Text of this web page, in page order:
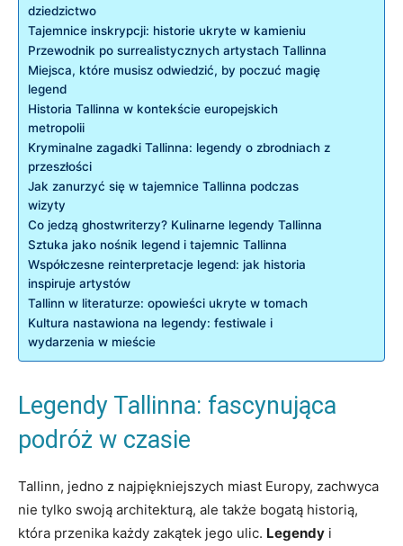
dziedzictwo
Tajemnice inskrypcji: historie ukryte ‍w kamieniu
Przewodnik po surrealistycznych ⁤artystach Tallinna
Miejsca, które musisz odwiedzić, by poczuć magię
legend
Historia Tallinna w kontekście europejskich
metropolii
Kryminalne zagadki Tallinna: legendy o zbrodniach z
przeszłości
Jak zanurzyć⁣ się ‌w tajemnice Tallinna podczas
wizyty
Co jedzą ‌ghostwriterzy? Kulinarne legendy Tallinna
Sztuka jako nośnik legend i tajemnic Tallinna
Współczesne​ reinterpretacje legend: jak historia
inspiruje artystów
Tallinn⁣ w literaturze: opowieści ukryte w tomach
Kultura nastawiona ⁣na ‌legendy: festiwale i
wydarzenia w mieście
Legendy Tallinna: fascynująca
podróż ⁣w czasie
Tallinn, ​jedno ⁤z​ najpiękniejszych⁤ miast‌ Europy, zachwyca
nie tylko swoją architekturą, ale⁢ także bogatą historią,
która przenika każdy zakątek jego ulic. Legendy i ‍